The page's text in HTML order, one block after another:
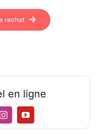
rachat
en ligne